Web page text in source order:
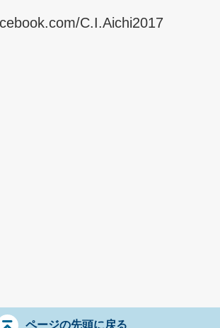
C.I.Aichi2017
ページの先頭に戻る